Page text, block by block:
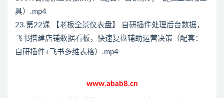
具）.mp4
23.第22课 【老板全景仪表盘】 自研插件处理后台数据，
飞书搭建店铺数据看板，快速复盘辅助运营决策（配套：
自研插件+飞书多维表格）.mp4
www.abab8.cn